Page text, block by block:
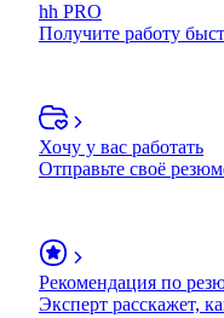
hh PRO
Получите работу
Хочу у вас работать
Отправьте своё
Рекомендация по
Эксперт расскажет,